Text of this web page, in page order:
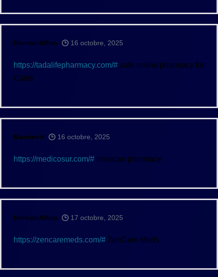
HermanAffon 16 octobre, 2025
https://tadalifepharmacy.com/# safe online pharmacy for
Cialis
Mervinvit 16 octobre, 2025
https://medicosur.com/# mexican pharmacy
HermanAffon 17 octobre, 2025
https://zencaremeds.com/# ZenCare Meds